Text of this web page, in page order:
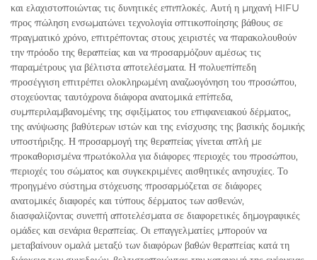
και ελαχιστοποιώντας τις δυνητικές επιπλοκές. Αυτή η μηχανή HIFU
προς πώληση ενσωματώνει τεχνολογία οπτικοποίησης βάθους σε
πραγματικό χρόνο, επιτρέποντας στους χειριστές να παρακολουθούν
την πρόοδο της θεραπείας και να προσαρμόζουν αμέσως τις
παραμέτρους για βέλτιστα αποτελέσματα. Η πολυεπίπεδη
προσέγγιση επιτρέπει ολοκληρωμένη αναζωογόνηση του προσώπου,
στοχεύοντας ταυτόχρονα διάφορα ανατομικά επίπεδα,
συμπεριλαμβανομένης της σφιξίματος του επιφανειακού δέρματος,
της ανύψωσης βαθύτερων ιστών και της ενίσχυσης της βασικής δομικής
υποστήριξης. Η προσαρμογή της θεραπείας γίνεται απλή με
προκαθορισμένα πρωτόκολλα για διάφορες περιοχές του προσώπου,
περιοχές του σώματος και συγκεκριμένες αισθητικές ανησυχίες. Το
προηγμένο σύστημα στόχευσης προσαρμόζεται σε διάφορες
ανατομικές διαφορές και τύπους δέρματος των ασθενών,
διασφαλίζοντας συνεπή αποτελέσματα σε διαφορετικές δημογραφικές
ομάδες και σενάρια θεραπείας. Οι επαγγελματίες μπορούν να
μεταβαίνουν ομαλά μεταξύ των διαφόρων βαθών θεραπείας κατά τη